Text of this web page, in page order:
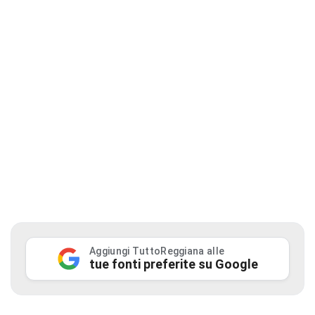
Aggiungi TuttoReggiana alle
tue fonti preferite su Google